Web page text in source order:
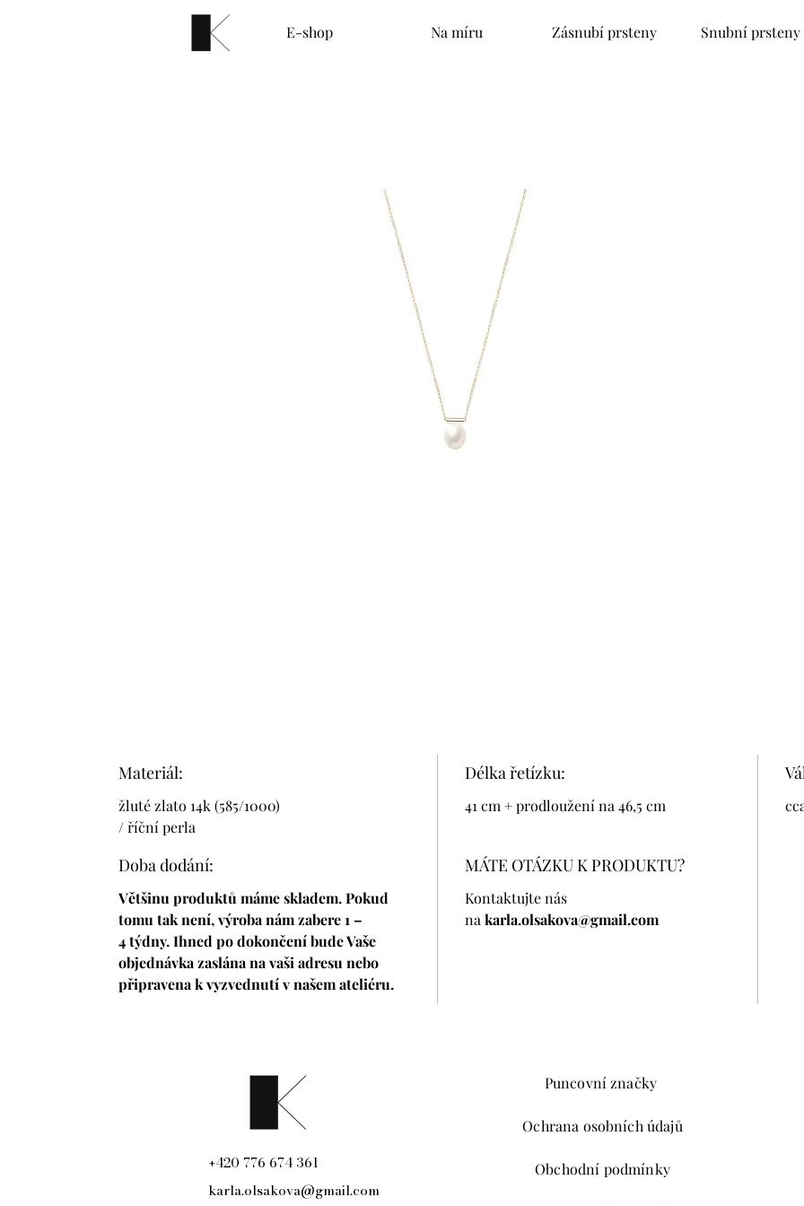
E-shop Na míru Zásnubí prsteny Snubní prsteny
Materiál:
žluté zlato 14k (585/1000)
/ říční perla
Délka řetízku:
41 cm + prodloužení na 46,5 cm
Doba dodání:
Většinu produktů máme skladem.Pokud
tomu tak není, výroba nám zabere 1 –
4 týdny. Ihned po dokončení bude Vaše
objednávka zaslána na vaši adresu nebo
připravena k vyzvednutí v našem ateliéru.
MÁTE OTÁZKU K PRODUKTU?
Kontaktujte nás
nakarla.olsakova@gmail.com
+420 776 674 361
karla.olsakova@gmail.com
Puncovní značky
Ochrana osobních údajů
Obchodní podmínky